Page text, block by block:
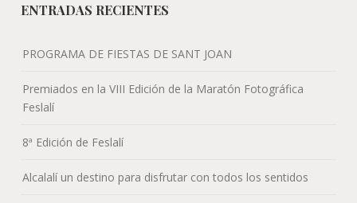
ENTRADAS RECIENTES
PROGRAMA DE FIESTAS DE SANT JOAN
Premiados en la VIII Edición de la Maratón Fotográfica
Feslalí
8ª Edición de Feslalí
Alcalalí un destino para disfrutar con todos los sentidos